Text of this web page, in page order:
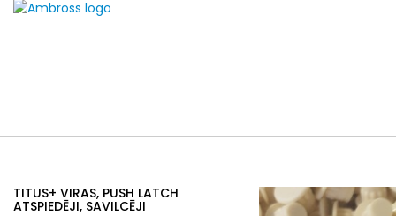
TITUS+ VIRAS, PUSH LATCH
ATSPIEDĒJI, SAVILCĒJI